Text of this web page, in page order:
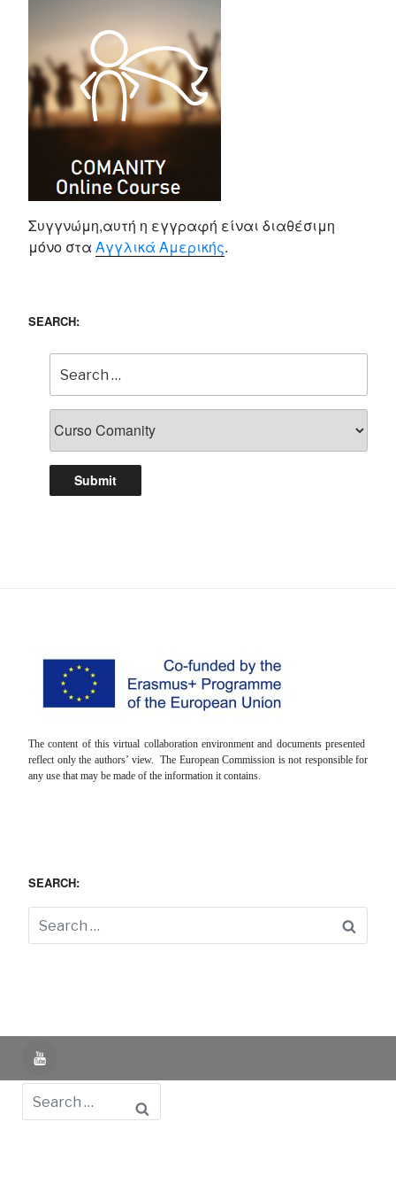
Συγγνώμη,αυτή η εγγραφή είναι διαθέσιμη
μόνο στα Αγγλικά Αμερικής.
SEARCH:
The content of this virtual collaboration environment and documents presented
reflect only the authors’ view. The European Commission is not responsible for
any use that may be made of the information it contains.
SEARCH:
YouTube